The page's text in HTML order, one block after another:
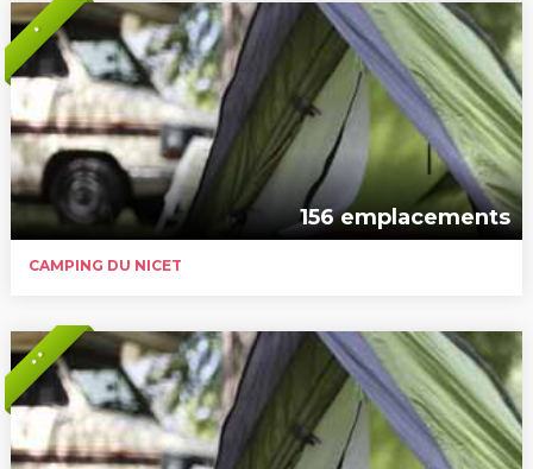
*
156 emplacements
CAMPING DU NICET
* *